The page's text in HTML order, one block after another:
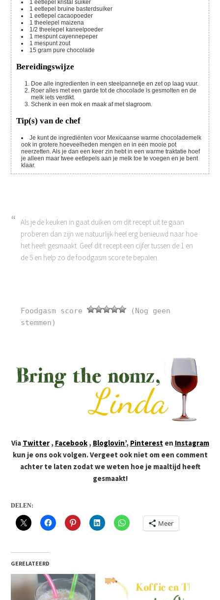
1 eetlepel
kristal suiker
1 eetlepel bruine basterdsuiker
1 eetlepelcacaopoeder
1 theelepelmaizena
1/2 theelepel
kaneelpoeder
1 mespuntcayennepeper
1 mespunt zout
15 gram pure chocolade
Bereidingswijze
Doe alle ingredienten in een steelpannetje en zet op laag vuur.
Roer alles met een garde tot de chocolade is gesmolten en de
melk iets verdikt.
Schenk in een mok en maak af met slagroom.
Tip(s) van de chef
Je kunt de ingrediënten voor Mexicaanse warme chocolademelk
ook in grotere hoeveelheden mengen en in een mooie pot
neerzetten. Als je dan een keer zin hebt in een warme traktatie hoef
je alleen maar twee eetlepels aan je melk toe te voegen en je bent
klaar.
Als je de keuken in gaat duiken om dit recept uit te gaan
proberen dan zijn we natuurlijk heel erg benieuwd naar hoe
het heeft gesmaakt. Geef dit recept een cijfer tussen de 1 en
de 5 en help zo de foodgasm score te bepalen.
Foodgasm score
(Nog geen
stemmen)
Via Twitter, Facebook, Bloglovin’, Pinteresten Instagram
kun je ons ook volgen. Vergeet ook niet om een comment
achter te laten zodat we weten hoe je maaltijd heeft
gesmaakt!
DELEN:
Meer
GERELATEERD